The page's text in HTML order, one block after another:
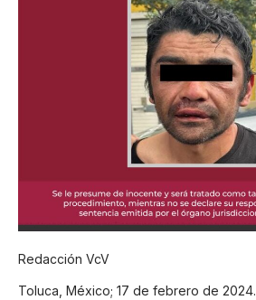
Redacción VcV
Toluca, México; 17 de febrero de 2024.